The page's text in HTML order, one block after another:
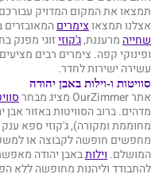
תמצאו את המקום המדויק
אצלנו תמצאוצימרים
שחייה מרעננת,ג'קוזיזוגי מפנק
ופינוקי קפה. צימרים רבים
עשירה ישירות לחדר.
סוויטות ו-וילות באבן יהודה
אתר OurZimmer מציג מבחר
מדהים. ברוב הסוויטות באזור אבן
מחוממת ומקורה), ג'קוזי ספא
מחפשים חופשה לקבוצה או
המושלם. וילותבאבן יהודה
להתבודד וליהנות מחופשה ללא